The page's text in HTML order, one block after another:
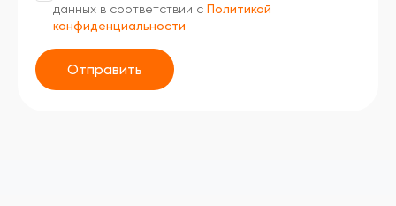
данных в соответствии с Политикой
конфиденциальности
Отправить